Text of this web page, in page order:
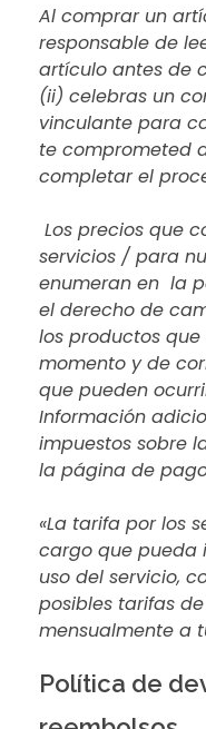
Al comprar un
responsable de
artículo antes de
(ii) celebras un
vinculante para
te comprometed
completar el
Los precios que
servicios / para
enumeran en la
el derecho de
los productos
momento y de
que pueden
Información
impuestos sobre
la página de
«La tarifa por los
cargo que pueda
uso del servicio,
posibles tarifas
mensualmente a
Política de